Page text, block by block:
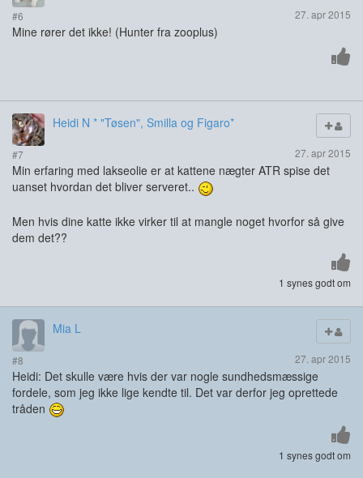
#6 27. apr 2015
Mine rører det ikke! (Hunter fra zooplus)
Heidi N * "Tøsen", Smilla og Figaro*
#7 27. apr 2015
Min erfaring med lakseolie er at kattene nægter ATR spise det
uanset hvordan det bliver serveret..
Men hvis dine katte ikke virker til at mangle noget hvorfor så give
dem det??
1 synes godt om
Mia L
#8 27. apr 2015
Heidi: Det skulle være hvis der var nogle sundhedsmæssige
fordele, som jeg ikke lige kendte til. Det var derfor jeg oprettede
tråden
1 synes godt om